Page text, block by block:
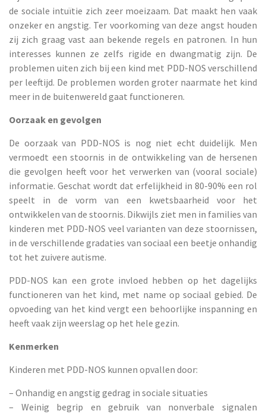
de sociale intuïtie zich zeer moeizaam. Dat maakt hen vaak
onzeker en angstig. Ter voorkoming van deze angst houden
zij zich graag vast aan bekende regels en patronen. In hun
interesses kunnen ze zelfs rigide en dwangmatig zijn. De
problemen uiten zich bij een kind met PDD-NOS verschillend
per leeftijd. De problemen worden groter naarmate het kind
meer in de buitenwereld gaat functioneren.
Oorzaak en gevolgen
De oorzaak van PDD-NOS is nog niet echt duidelijk. Men
vermoedt een stoornis in de ontwikkeling van de hersenen
die gevolgen heeft voor het verwerken van (vooral sociale)
informatie. Geschat wordt dat erfelijkheid in 80-90% een rol
speelt in de vorm van een kwetsbaarheid voor het
ontwikkelen van de stoornis. Dikwijls ziet men in families van
kinderen met PDD-NOS veel varianten van deze stoornissen,
in de verschillende gradaties van sociaal een beetje onhandig
tot het zuivere autisme.
PDD-NOS kan een grote invloed hebben op het dagelijks
functioneren van het kind, met name op sociaal gebied. De
opvoeding van het kind vergt een behoorlijke inspanning en
heeft vaak zijn weerslag op het hele gezin.
Kenmerken
Kinderen met PDD-NOS kunnen opvallen door:
– Onhandig en angstig gedrag in sociale situaties
– Weinig begrip en gebruik van nonverbale signalen